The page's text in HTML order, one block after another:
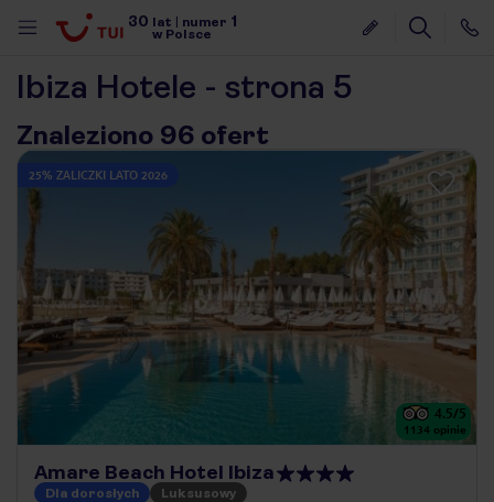
30 lat numer 1
w Polsce
Ibiza Hotele - strona 5
Znaleziono 96 ofert
25% ZALICZKI LATO 2026
4.5/5
1134 opinie
Amare Beach Hotel Ibiza
Dla dorosłych Luksusowy